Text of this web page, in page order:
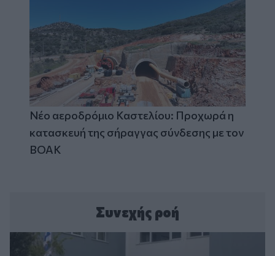
Νέο αεροδρόμιο Καστελίου: Προχωρά η
κατασκευή της σήραγγας σύνδεσης με τον
ΒΟΑΚ
Συνεχής ροή